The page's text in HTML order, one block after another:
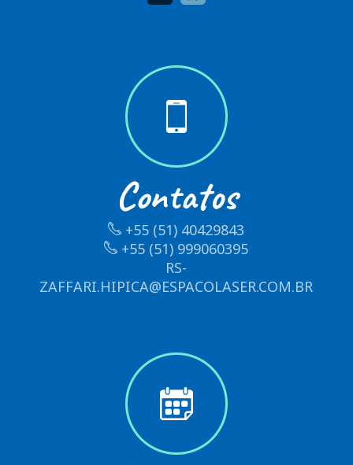
Contatos
+55 (51) 40429843
+55 (51) 999060395
RS-
ZAFFARI.HIPICA@ESPACOLASER.COM.BR